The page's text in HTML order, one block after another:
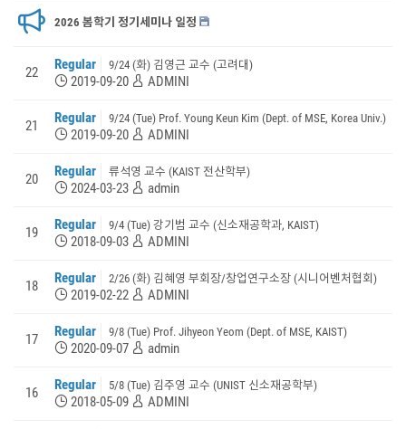
2026 봄학기 정기세미나 일정
22 Regular 9/24 (화) 김영근 교수 (고려대)
2019-09-20 ADMINI
21 Regular 9/24 (Tue) Prof. Young Keun Kim (Dept. of MSE, Korea Univ.)
2019-09-20 ADMINI
20 Regular 류석영 교수 (KAIST 전산학부)
2024-03-23 admin
19 Regular 9/4 (Tue) 강기범 교수 (신소재공학과, KAIST)
2018-09-03 ADMINI
18 Regular 2/26 (화) 김혜영 부회장/창업연구소장 (시니어벤처협회)
2019-02-22 ADMINI
17 Regular 9/8 (Tue) Prof. Jihyeon Yeom (Dept. of MSE, KAIST)
2020-09-07 admin
16 Regular 5/8 (Tue) 김주영 교수 (UNIST 신소재공학부)
2018-05-09 ADMINI